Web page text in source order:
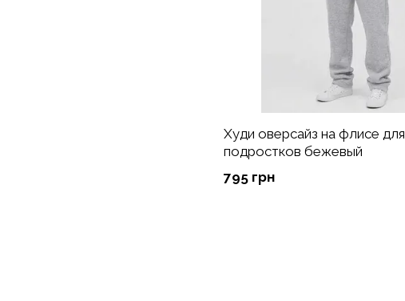
Худи оверсайз на флисе для
подростков бежевый
795 грн